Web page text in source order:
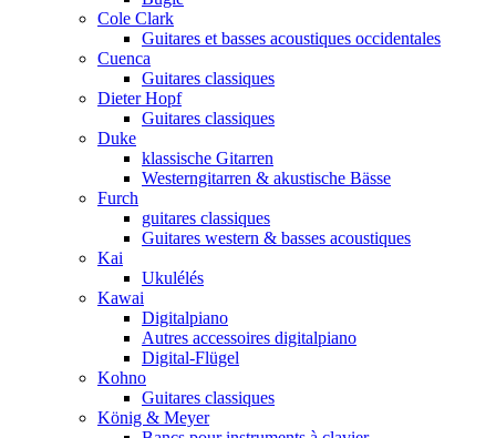
Cole Clark
Guitares et basses acoustiques occidentales
Cuenca
Guitares classiques
Dieter Hopf
Guitares classiques
Duke
klassische Gitarren
Westerngitarren & akustische Bässe
Furch
guitares classiques
Guitares western & basses acoustiques
Kai
Ukulélés
Kawai
Digitalpiano
Autres accessoires digitalpiano
Digital-Flügel
Kohno
Guitares classiques
König & Meyer